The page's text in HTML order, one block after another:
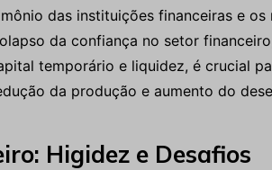
das instituições financeiras e os
da confiança no setor
temporário e liquidez, é crucial
da produção e aumento do
Higidez e Desafios